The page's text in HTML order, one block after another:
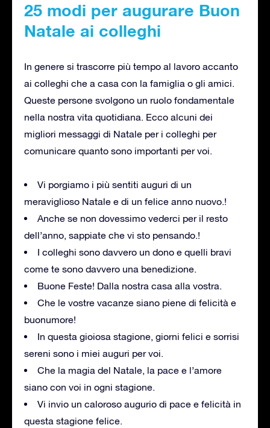
25 modi per augurare Buon
Natale ai colleghi
In genere si trascorre più tempo al lavoro accanto
ai colleghi che a casa con la famiglia o gli amici.
Queste persone svolgono un ruolo fondamentale
nella nostra vita quotidiana. Ecco alcuni dei
migliori messaggi di Natale per i colleghi per
comunicare quanto sono importanti per voi.
Vi porgiamo i più sentiti auguri di un
meraviglioso Natale e di un felice anno nuovo.!
Anche se non dovessimo vederci per il resto
dell’anno, sappiate che vi sto pensando.!
I colleghi sono davvero un dono e quelli bravi
come te sono davvero una benedizione.
Buone Feste! Dalla nostra casa alla vostra.
Che le vostre vacanze siano piene di felicità e
buonumore!
In questa gioiosa stagione, giorni felici e sorrisi
sereni sono i miei auguri per voi.
Che la magia del Natale, la pace e l’amore
siano con voi in ogni stagione.
Vi invio un caloroso augurio di pace e felicità in
questa stagione felice.